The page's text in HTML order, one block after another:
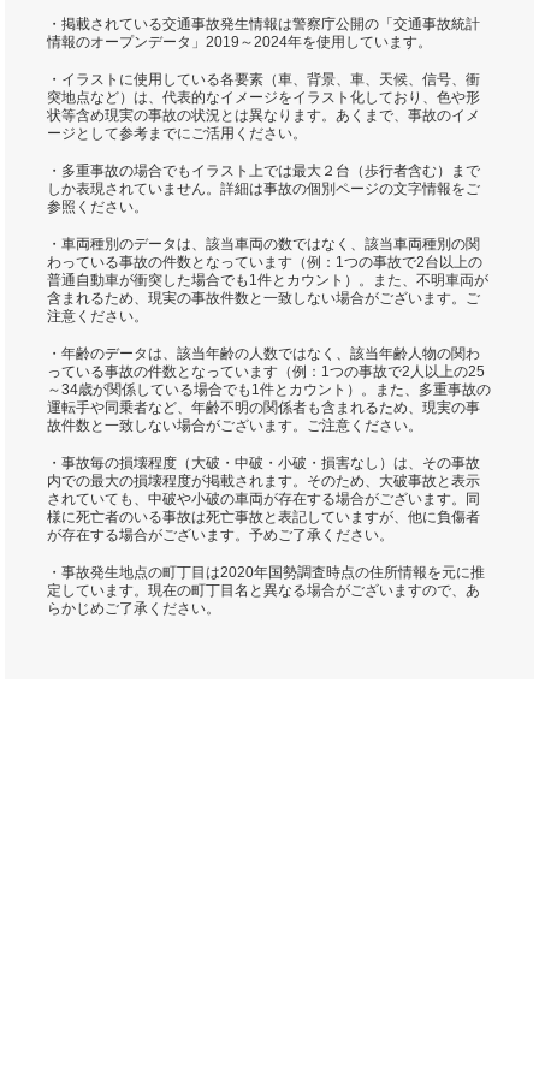
・掲載されている交通事故発生情報は警察庁公開の「交通事故統計
情報のオープンデータ」2019～2024年を使用しています。
・イラストに使用している各要素（車、背景、車、天候、信号、衝
突地点など）は、代表的なイメージをイラスト化しており、色や形
状等含め現実の事故の状況とは異なります。あくまで、事故のイメ
ージとして参考までにご活用ください。
・多重事故の場合でもイラスト上では最大２台（歩行者含む）まで
しか表現されていません。詳細は事故の個別ページの文字情報をご
参照ください。
・車両種別のデータは、該当車両の数ではなく、該当車両種別の関
わっている事故の件数となっています（例：1つの事故で2台以上の
普通自動車が衝突した場合でも1件とカウント）。また、不明車両が
含まれるため、現実の事故件数と一致しない場合がございます。ご
注意ください。
・年齢のデータは、該当年齢の人数ではなく、該当年齢人物の関わ
っている事故の件数となっています（例：1つの事故で2人以上の25
～34歳が関係している場合でも1件とカウント）。また、多重事故の
運転手や同乗者など、年齢不明の関係者も含まれるため、現実の事
故件数と一致しない場合がございます。ご注意ください。
・事故毎の損壊程度（大破・中破・小破・損害なし）は、その事故
内での最大の損壊程度が掲載されます。そのため、大破事故と表示
されていても、中破や小破の車両が存在する場合がございます。同
様に死亡者のいる事故は死亡事故と表記していますが、他に負傷者
が存在する場合がございます。予めご了承ください。
・事故発生地点の町丁目は2020年国勢調査時点の住所情報を元に推
定しています。現在の町丁目名と異なる場合がございますので、あ
らかじめご了承ください。